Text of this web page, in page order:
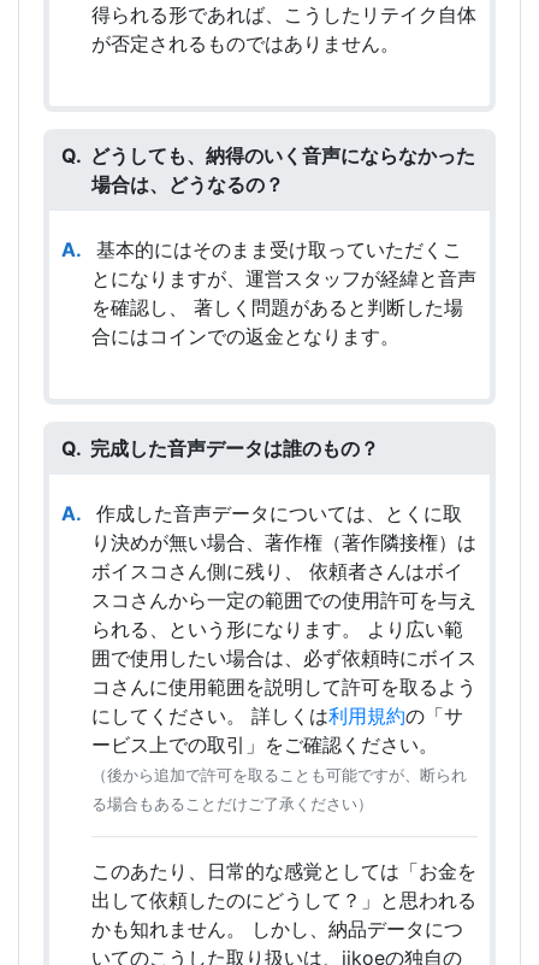
得られる形であれば、こうしたリテイク自体
が否定されるものではありません。
どうしても、納得のいく音声にならなかった
場合は、どうなるの？
基本的にはそのまま受け取っていただくこ
とになりますが、運営スタッフが経緯と音声
を確認し、 著しく問題があると判断した場
合にはコインでの返金となります。
完成した音声データは誰のもの？
作成した音声データについては、とくに取
り決めが無い場合、著作権（著作隣接権）は
ボイスコさん側に残り、 依頼者さんはボイ
スコさんから一定の範囲での使用許可を与え
られる、という形になります。 より広い範
囲で使用したい場合は、必ず依頼時にボイス
コさんに使用範囲を説明して許可を取るよう
にしてください。 詳しくは利用規約の「サ
ービス上での取引」をご確認ください。
（後から追加で許可を取ることも可能ですが、断られ
る場合もあることだけご了承ください）
このあたり、日常的な感覚としては「お金を
出して依頼したのにどうして？」と思われる
かも知れません。 しかし、納品データにつ
いてのこうした取り扱いは、iikoeの独自の